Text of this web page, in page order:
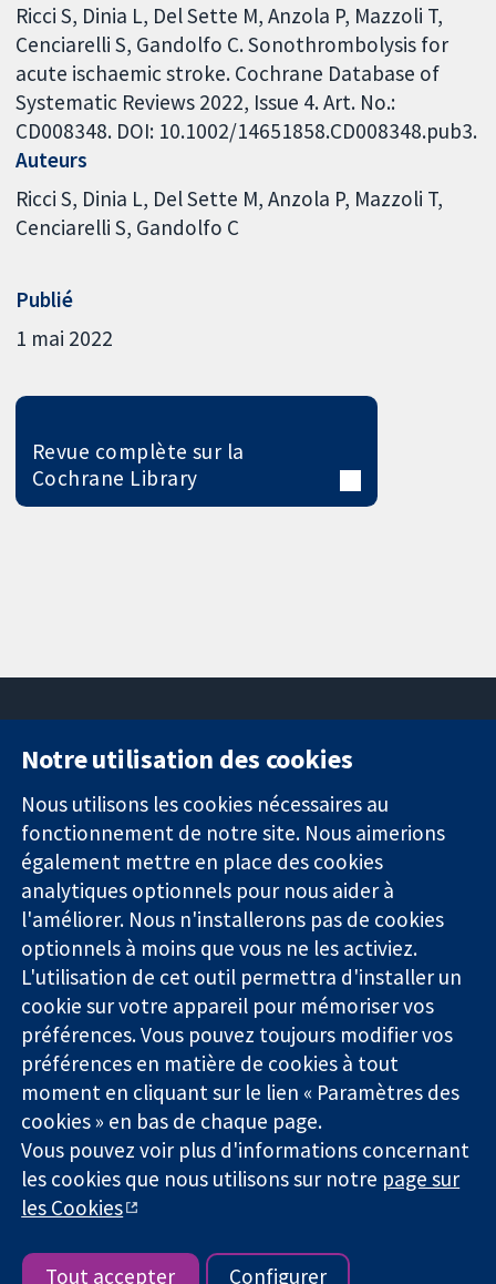
Ricci S, Dinia L, Del Sette M, Anzola P, Mazzoli T,
Cenciarelli S, Gandolfo C. Sonothrombolysis for
acute ischaemic stroke. Cochrane Database of
Systematic Reviews 2022, Issue 4. Art. No.:
CD008348. DOI: 10.1002/14651858.CD008348.pub3.
Auteurs
Ricci S Dinia L Del Sette M Anzola P Mazzoli T
Cenciarelli S Gandolfo C
Publié
1 mai 2022
Revue complète sur la
Cochrane Library
Des données
probantes.
Des décisions
éclairées.
Une meilleure
santé.
11-13 Cavendish
Square
Londres
W1G0AN
Royaume-Uni
nous
Actualités
Service de
presse
Qui sommes-
nous
Offres
d'emploi
Library
La Collaboration Cochrane est une association caritative (n°
1045921) et une société à responsabilité limitée par garantie (n°
03044323) enregistrée en Angleterre et au Pays de Galles. Numéro
de TVA : GB 718 2127 49.
Copyright © 2026 The Cochrane Collaboration
Conditions Générales|Mentions légales|Politique de
confidentialité|Politique d'usage des cookies
Notre utilisation des cookies
Nous utilisons les cookies nécessaires au
fonctionnement de notre site. Nous aimerions
également mettre en place des cookies
analytiques optionnels pour nous aider à
l'améliorer. Nous n'installerons pas de cookies
optionnels à moins que vous ne les activiez.
L'utilisation de cet outil permettra d'installer un
cookie sur votre appareil pour mémoriser vos
préférences. Vous pouvez toujours modifier vos
préférences en matière de cookies à tout
moment en cliquant sur le lien « Paramètres des
cookies » en bas de chaque page.
Vous pouvez voir plus d'informations concernant
les cookies que nous utilisons sur notre page sur
les Cookies
Tout accepter Configurer